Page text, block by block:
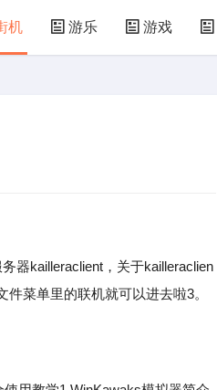
机 游乐 游戏
器kailleraclient，关于kailleraclien
菜单里的联机就可以进去啦3。